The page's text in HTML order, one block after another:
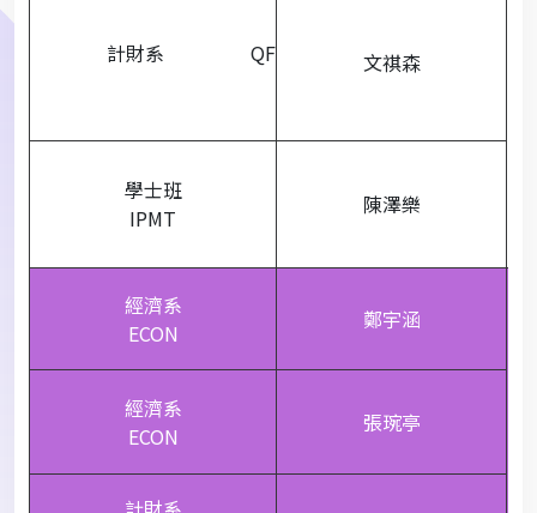
計財系 QF 文祺森
學士班
IPMT
陳澤樂
經濟系
ECON
鄭宇涵
經濟系
ECON
張琬亭